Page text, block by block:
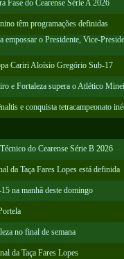
Fase do Cearense Série A 2026
têm programações definidas
o Presidente, Vice-
Cariri Aloísio Gregório Sub-17
e Fortaleza supera o Atlético
e conquista tetracampeonato
do Cearense Série B 2026
da Taça Fares Lopes está definida
na manhã deste domingo
no final de semana
da Taça Fares Lopes